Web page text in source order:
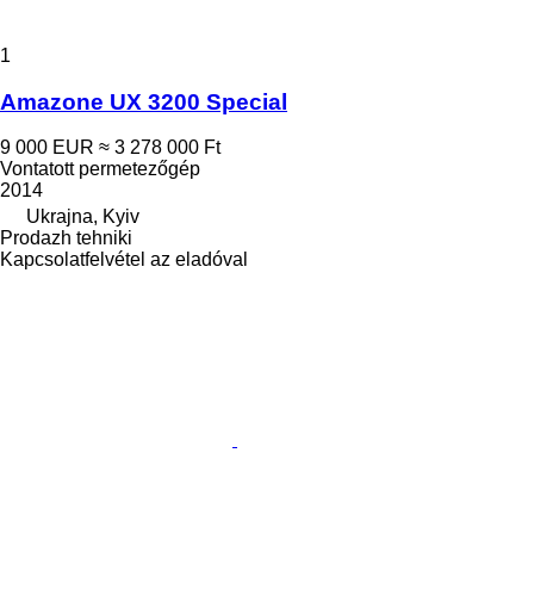
1
Amazone UX 3200 Special
9 000 EUR ≈ 3 278 000 Ft
Vontatott permetezőgép
2014
Ukrajna, Kyiv
Prodazh tehniki
Kapcsolatfelvétel az eladóval